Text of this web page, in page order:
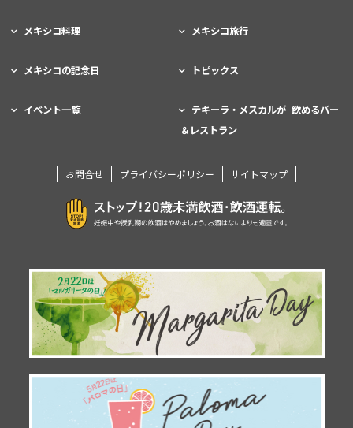
メキシコ料理 メキシコ旅行
メキシコの記念日 トピックス
イベント一覧
テキーラ・メスカルが 飲めるバー
＆レストラン
お問合せ プライバシーポリシー サイトマップ